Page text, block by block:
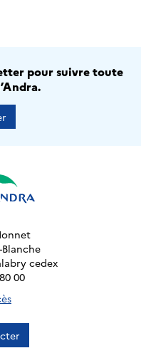
pour suivre toute
cedex
00